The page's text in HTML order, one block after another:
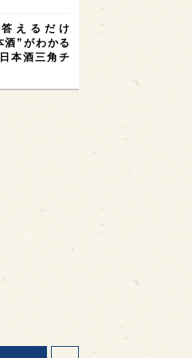
えるだけ
酒”がわかる
本酒三角チ